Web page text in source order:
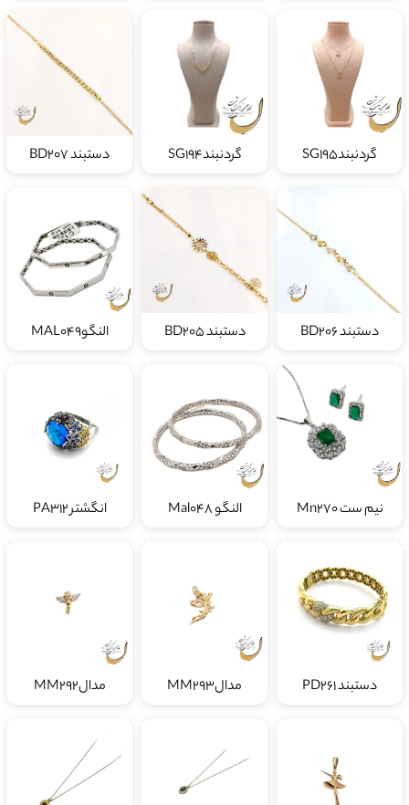
گردنبندSG195 گردنبندSG194 دستبند BD207
دستبند BD206 دستبند BD205 النگوMAL049
نیم ست Mn270 النگو Mal048 انگشتر PA312
دستبند PD261 مدالMM293 مدالMM292